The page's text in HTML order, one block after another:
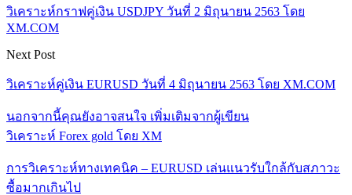
วิเคราะห์กราฟคู่เงิน USDJPY วันที่ 2 มิถุนายน 2563 โดย
XM.COM
Next Post
วิเคราะห์คู่เงิน EURUSD วันที่ 4 มิถุนายน 2563 โดย XM.COM
นอกจากนี้คุณยังอาจสนใจ เพิ่มเติมจากผู้เขียน
วิเคราะห์ Forex gold โดย XM
การวิเคราะห์ทางเทคนิค – EURUSD เล่นแนวรับใกล้กับสภาวะ
ซื้อมากเกินไป